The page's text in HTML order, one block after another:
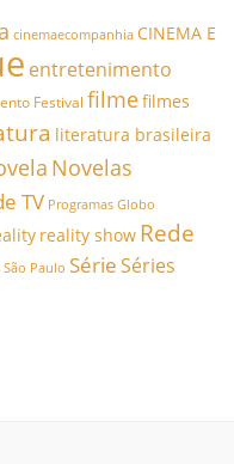
cinemaecompanhia CINEMA E
entretenimento
Festival filmefilmes
literatura brasileira
Novelas
TV Programas Globo
reality show Rede
São Paulo SérieSéries